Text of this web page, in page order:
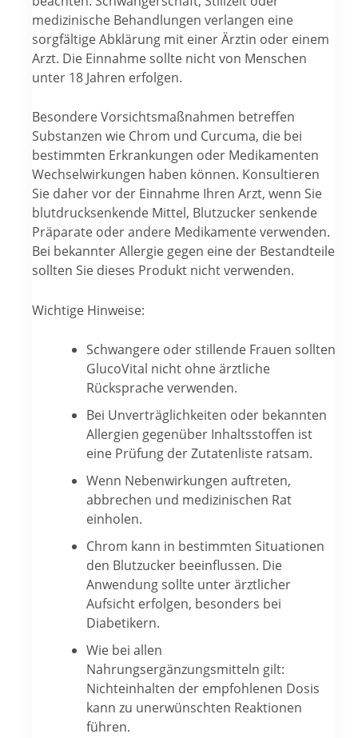
medizinische Behandlungen verlangen eine
sorgfältige Abklärung mit einer Ärztin oder einem
Arzt. Die Einnahme sollte nicht von Menschen
unter 18 Jahren erfolgen.
Besondere Vorsichtsmaßnahmen betreffen
Substanzen wie Chrom und Curcuma, die bei
bestimmten Erkrankungen oder Medikamenten
Wechselwirkungen haben können. Konsultieren
Sie daher vor der Einnahme Ihren Arzt, wenn Sie
blutdrucksenkende Mittel, Blutzucker senkende
Präparate oder andere Medikamente verwenden.
Bei bekannter Allergie gegen eine der Bestandteile
sollten Sie dieses Produkt nicht verwenden.
Wichtige Hinweise:
Schwangere oder stillende Frauen sollten
GlucoVital nicht ohne ärztliche
Rücksprache verwenden.
Bei Unverträglichkeiten oder bekannten
Allergien gegenüber Inhaltsstoffen ist
eine Prüfung der Zutatenliste ratsam.
Wenn Nebenwirkungen auftreten,
abbrechen und medizinischen Rat
einholen.
Chrom kann in bestimmten Situationen
den Blutzucker beeinflussen. Die
Anwendung sollte unter ärztlicher
Aufsicht erfolgen, besonders bei
Diabetikern.
Wie bei allen
Nahrungsergänzungsmitteln gilt:
Nichteinhalten der empfohlenen Dosis
kann zu unerwünschten Reaktionen
führen.